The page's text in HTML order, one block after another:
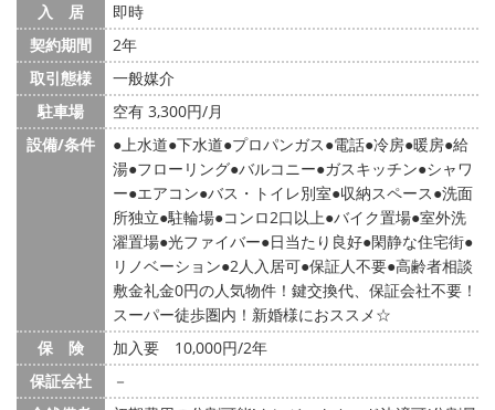
入 居
即時
契約期間
2年
取引態様
一般媒介
駐車場
空有 3,300円/月
設備/条件
上水道 下水道 プロパンガス 電話 冷房 暖房 給
湯 フローリング バルコニー ガスキッチン シャワ
ー エアコン バス・トイレ別室 収納スペース 洗面
所独立 駐輪場 コンロ2口以上 バイク置場 室外洗
濯置場 光ファイバー 日当たり良好 閑静な住宅街
リノベーション 2人入居可 保証人不要 高齢者相談
敷金礼金0円の人気物件！鍵交換代、保証会社不要！
スーパー徒歩圏内！新婚様におススメ☆
保 険
加入要 10,000円/2年
保証会社
－